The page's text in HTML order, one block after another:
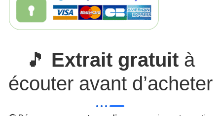
🎵 Extrait gratuit à
écouter avant d’acheter